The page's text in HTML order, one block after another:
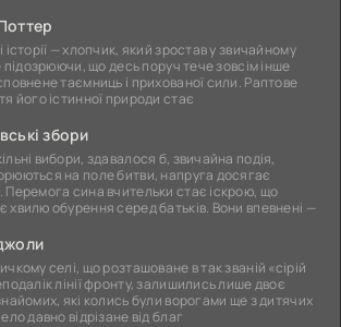
історії — хлопчик, який зростав у звичайному
підозрюючи, що десь поруч тече зовсім інше
таємниць і прихованої сили. Раптове
його істинної природи стає
збори
вибори, здавалося б, звичайна подія,
на поле битви, напруга досягає
Перемога сина вчительки стає іскрою, що
хвилю обурення серед батьків. Вони впевнені —
селі, що розташоване в так званій «сірій
лінії фронту, залишились лише двоє
які колись були ворогами ще з дитячих
давно відрізане від благ